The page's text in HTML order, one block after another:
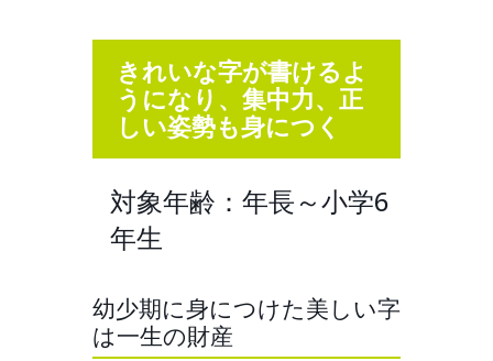
きれいな字が書けるよ
うになり、集中力、正
しい姿勢も身につく
対象年齢：年長～小学6
年生
幼少期に身につけた美しい字
は一生の財産